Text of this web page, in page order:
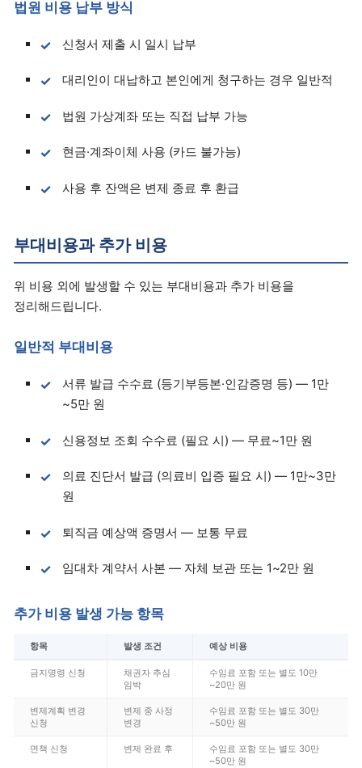
법원 비용 납부 방식
신청서 제출 시 일시 납부
대리인이 대납하고 본인에게 청구하는 경우 일반적
법원 가상계좌 또는 직접 납부 가능
현금·계좌이체 사용 (카드 불가능)
사용 후 잔액은 변제 종료 후 환급
부대비용과 추가 비용
위 비용 외에 발생할 수 있는 부대비용과 추가 비용을
정리해드립니다.
일반적 부대비용
서류 발급 수수료 (등기부등본·인감증명 등) — 1만
~5만 원
신용정보 조회 수수료 (필요 시) — 무료~1만 원
의료 진단서 발급 (의료비 입증 필요 시) — 1만~3만
원
퇴직금 예상액 증명서 — 보통 무료
임대차 계약서 사본 — 자체 보관 또는 1~2만 원
추가 비용 발생 가능 항목
항목 발생 조건 예상 비용
금지명령 신청
채권자 추심
임박
수임료 포함 또는 별도 10만
~20만 원
변제계획 변경
신청
변제 중 사정
변경
수임료 포함 또는 별도 30만
~50만 원
면책 신청 변제 완료 후
수임료 포함 또는 별도 30만
~50만 원